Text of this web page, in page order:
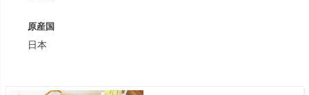
原産国
日本